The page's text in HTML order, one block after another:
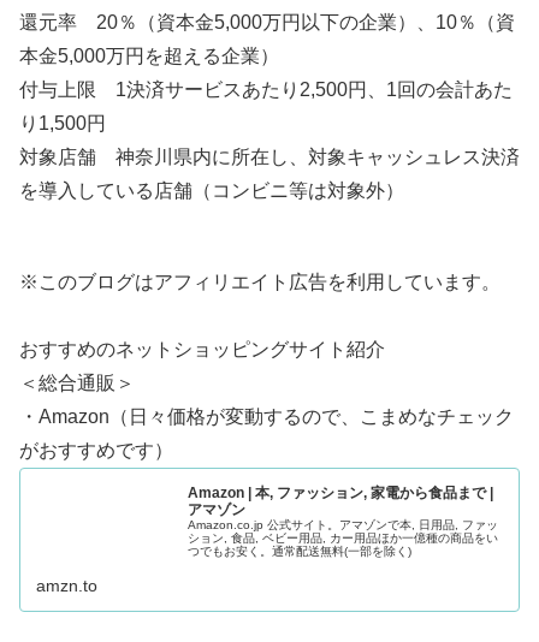
還元率 20％（資本金5,000万円以下の企業）、10％（資
本金5,000万円を超える企業）
付与上限 1決済サービスあたり2,500円、1回の会計あた
り1,500円
対象店舗 神奈川県内に所在し、対象キャッシュレス決済
を導入している店舗（コンビニ等は対象外）
※このブログはアフィリエイト広告を利用しています。
おすすめのネットショッピングサイト紹介
＜総合通販＞
・Amazon（日々価格が変動するので、こまめなチェック
がおすすめです）
Amazon | 本, ファッション, 家電から食品まで |
アマゾン
Amazon.co.jp 公式サイト。アマゾンで本, 日用品, ファッ
ション, 食品, ベビー用品, カー用品ほか一億種の商品をい
つでもお安く。通常配送無料(一部を除く)
amzn.to